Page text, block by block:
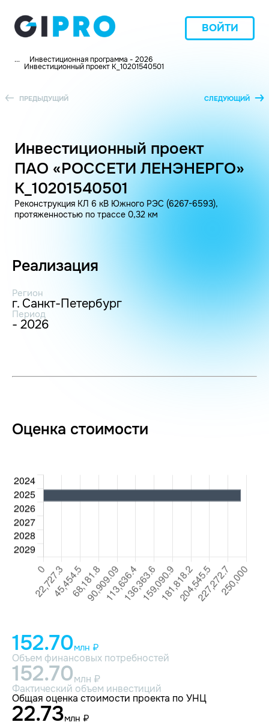
ВОЙТИ
... Инвестиционная программа - 2026
Инвестиционный проект K_10201540501
ПРЕДЫДУЩИЙ СЛЕДУЮЩИЙ
Инвестиционный проект
ПАО «РОССЕТИ ЛЕНЭНЕРГО»
K_10201540501
Реконструкция КЛ 6 кВ Южного РЭС (6267-6593),
протяженностью по трассе 0,32 км
Реализация
Регион
г. Санкт-Петербург
Период
- 2026
Оценка стоимости
152.70млн ₽
Объем финансовых потребностей
152.70млн ₽
Фактический объем инвестиций
Общая оценка стоимости проекта по УНЦ
22.73млн ₽